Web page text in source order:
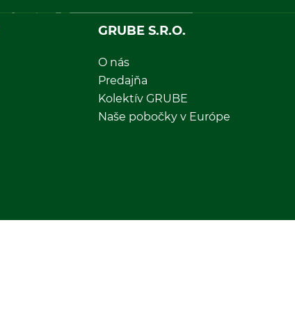
GRUBE S.R.O.
O nás
Predajňa
Kolektív GRUBE
Naše pobočky v Európe